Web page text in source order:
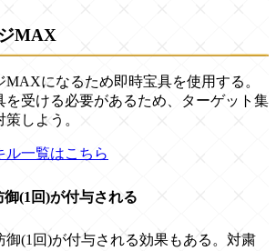
MAX
になるため即時宝具を使用する。
を受ける必要があるため、ターゲット集
しよう。
ル一覧はこちら
(1回)が付与される
御(1回)が付与される効果もある。対粛